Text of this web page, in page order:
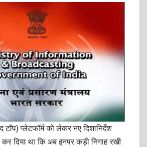
प्लेटफॉर्म को लेकर नए दिशानिर्देश
दिया था कि अब इनपर कड़ी निगाह रखी